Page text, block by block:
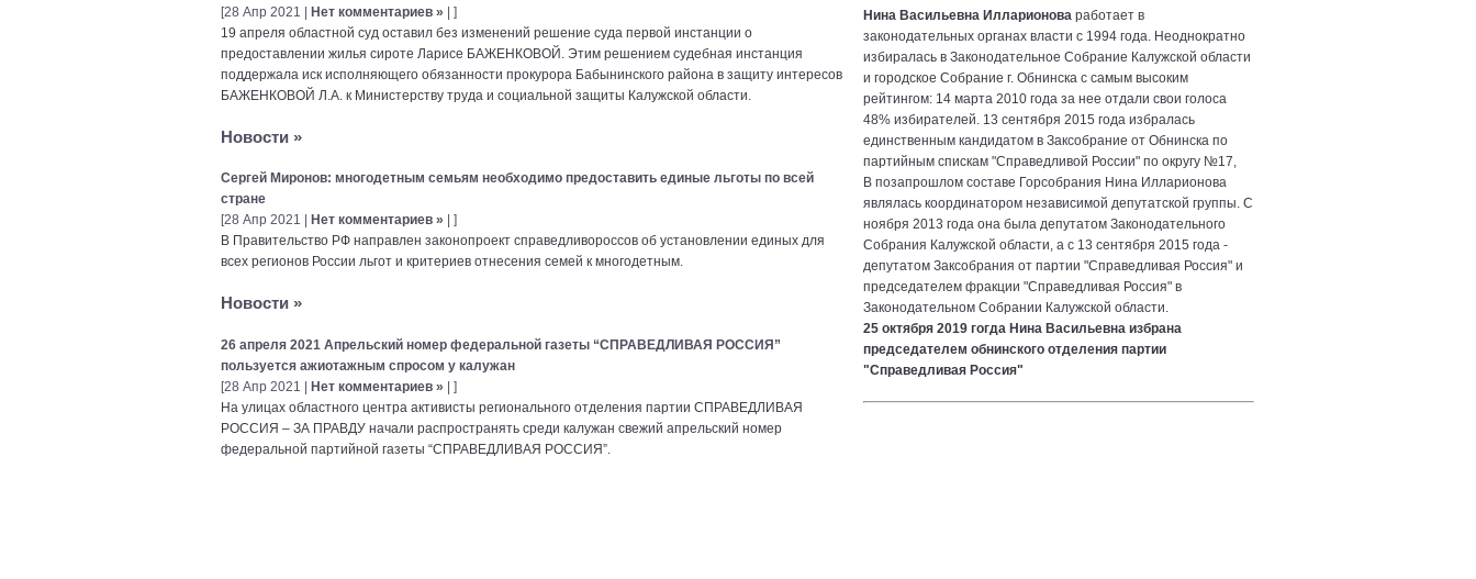
[28 Апр 2021 | Нет комментариев » | ]
19 апреля областной суд оставил без изменений решение суда первой инстанции о
предоставлении жилья сироте Ларисе БАЖЕНКОВОЙ. Этим решением судебная инстанция
поддержала иск исполняющего обязанности прокурора Бабынинского района в защиту интересов
БАЖЕНКОВОЙ Л.А. к Министерству труда и социальной защиты Калужской области.
Новости »
Сергей Миронов: многодетным семьям необходимо предоставить единые льготы по всей
стране
[28 Апр 2021 |
Нет комментариев » | ]
В Правительство РФ направлен законопроект справедливороссов об установлении единых для
всех регионов России льгот и критериев отнесения семей к многодетным.
Новости »
26 апреля 2021 Апрельский номер федеральной газеты “СПРАВЕДЛИВАЯ РОССИЯ”
пользуется ажиотажным спросом у калужан
[28 Апр 2021 | Нет комментариев » | ]
На улицах областного центра активисты регионального отделения партии СПРАВЕДЛИВАЯ
РОССИЯ – ЗА ПРАВДУ начали распространять среди калужан свежий апрельский номер
федеральной партийной газеты “СПРАВЕДЛИВАЯ РОССИЯ”.
Нина Васильевна Илларионова работает в
законодательных органах власти с 1994 года. Неоднократно
избиралась в Законодательное Собрание Калужской области
и городское Собрание г. Обнинска с самым высоким
рейтингом: 14 марта 2010 года за нее отдали свои голоса
48% избирателей. 13 сентября 2015 года избралась
единственным кандидатом в Заксобрание от Обнинска по
партийным спискам "Справедливой России" по округу №17,
В позапрошлом составе Горсобрания Нина Илларионова
являлась координатором независимой депутатской группы. С
ноября 2013 года она была депутатом Законодательного
Собрания Калужской области, а с 13 сентября 2015 года -
депутатом Заксобрания от партии "Справедливая Россия" и
председателем фракции "Справедливая Россия" в
Законодательном Собрании Калужской области.
25 октября 2019 гогда Нина Васильевна избрана
председателем обнинского отделения партии
"Справедливая Россия"